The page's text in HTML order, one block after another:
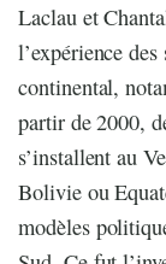
Laclau et
l’expérience
continental,
partir de 2000,
s’installent au
Bolivie ou
modèles